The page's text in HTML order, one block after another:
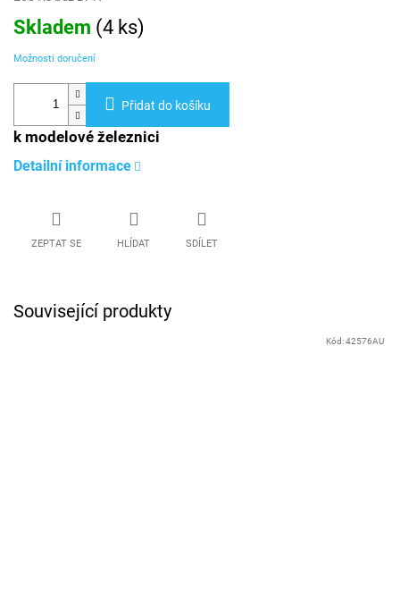
Měrná
cena:
Skladem (4 ks)
Možnosti doručení
Přidat do košíku
k modelové železnici
Detailní informace
ZEPTAT SE HLÍDAT SDÍLET
Související produkty
Kód:42576AU